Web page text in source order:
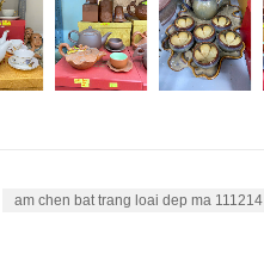
am chen bat trang loai dep ma 111214